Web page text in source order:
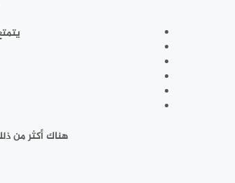
هناك أكثر من